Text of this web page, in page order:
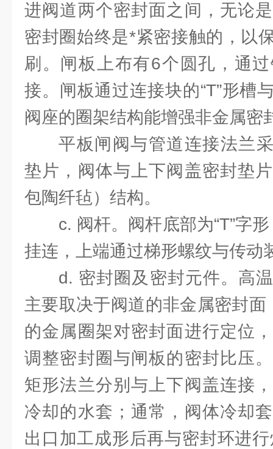
进阀道两个密封面之间，无论
密封圈始终是*紧密接触的，以
刷。闸板上布有6个圆孔，通
接。闸板通过连接块的“T”形槽
阀座的圈架结构能增强非金属密
平板闸阀与管道连接法兰
垫片，阀体与上下阀盖密封垫
包陶纤毡）结构。
c. 阀杆。阀杆底部为“T”字
挂连，上端通过梯形螺纹与传动
d. 密封圈及密封元件。高
主要取决于阀道的非金属密封
的金属圈架对密封面进行定位
调整密封圈与闸板的密封比压
矩形法兰分别与上下阀盖连接
冷却的水套；通常，阀体冷却
出口加工成形后再与密封环进